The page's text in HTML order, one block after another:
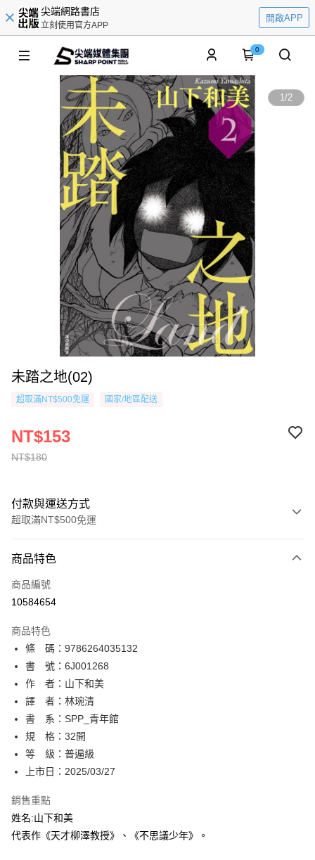
尖端網路書店
立刻使用官方APP
開啟APP
0
1/2
未踏之地(02)
超取滿NT$500免運 國家/地區配送
NT$180
NT$153
付款與運送方式
超取滿NT$500免運
信用卡一次付款
超商取貨付款
相關說明
【關於「AFTEE先享後付」】
AFTEE先享後付是「在收到商品之後才付款」的支付方式。 讓您購物簡單
便利好安心！
１．簡單：不需註冊會員、不需綁卡、不需儲值。
２．便利：只要手機號碼，簡訊認證，即可結帳。
３．安心：先確認商品／服務後，再付款。
【「AFTEE先享後付」結帳流程】
１．於結帳方式選擇「AFTEE先享後付」後，將跳轉至「AFTEE先享後付」
結帳頁面，進行簡訊認證並確認金額後，即可完成結帳。
２．訂單成立數日內，您將收到繳費通知簡訊。
ATM／網路銀行／等多元方式進行付款，方視為交易完成。
※ 請注意：結帳手續完成當下不需立刻繳費，但若您需要取消訂單，請聯絡
購買商品的店家。未經商家同意取消之訂單仍視為有效，需透過AFTEE先享
後付繳納相關費用。
ATM付款
運送方式
全家取貨付款
每筆NT$80，滿NT$500(含以上)免運費
付款後全家取貨
每筆NT$80，滿NT$500(含以上)免運費
商品特色
商品編號
10584654
商品特色
條 碼：9786264035132
書 號：6J001268
作 者：山下和美
譯 者：林琬清
書 系：SPP_青年館
規 格：32開
等 級：普遍級
上市日：2025/03/27
銷售重點
姓名:山下和美
代表作《天才柳澤教授》、《不思議少年》。